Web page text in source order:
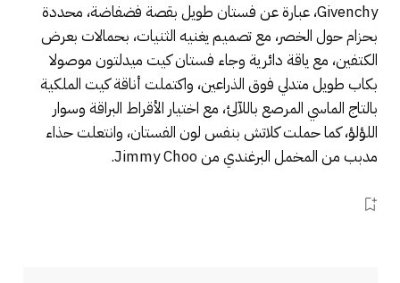
Givenchy، عبارة عن فستان طويل بقصة فضفاضة، محددة
بحزام حول الخصر، مع تصميم يغنيه الثنيات، بحمالات بعرض
الكتفين، مع ياقة دائرية وجاء فستان كيت ميدلتون موصولا
بكاب طويل متدلي فوق الذراعين، واكتملت أناقة كيت الملكية
بالتاج الماسي المرصع باللآلئ، مع اختيار الأقراط البراقة وسوار
اللؤلؤ، كما حملت كلاتش بنفس لون الفستان، وانتعلت حذاء
مدبب من المخمل البرغندي من Jimmy Choo.